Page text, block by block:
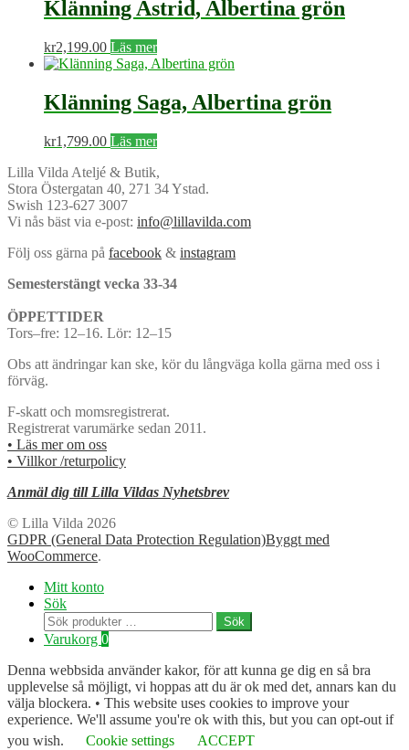
Klänning Astrid, Albertina grön
kr2,199.00 Läs mer
Klänning Saga, Albertina grön
kr1,799.00 Läs mer
Lilla Vilda Ateljé & Butik,
Stora Östergatan 40, 271 34 Ystad.
Swish 123-627 3007
Vi nås bäst via e-post: info@lillavilda.com
Följ oss gärna på facebook & instagram
Semesterstängt vecka 33-34
ÖPPETTIDER
Tors–fre: 12–16. Lör: 12–15
Obs att ändringar kan ske, kör du långväga kolla gärna med oss i
förväg.
F-skatt och momsregistrerat.
Registrerat varumärke sedan 2011.
• Läs mer om oss
• Villkor /returpolicy
Anmäl dig till Lilla Vildas Nyhetsbrev
© Lilla Vilda 2026
GDPR (General Data Protection Regulation)Byggt med
WooCommerce.
Mitt konto
Sök
Sök
efter:
Sök
Varukorg 0
Denna webbsida använder kakor, för att kunna ge dig en så bra
upplevelse så möjligt, vi hoppas att du är ok med det, annars kan du
välja blockera. • This website uses cookies to improve your
experience. We'll assume you're ok with this, but you can opt-out if
you wish.
Cookie settings ACCEPT